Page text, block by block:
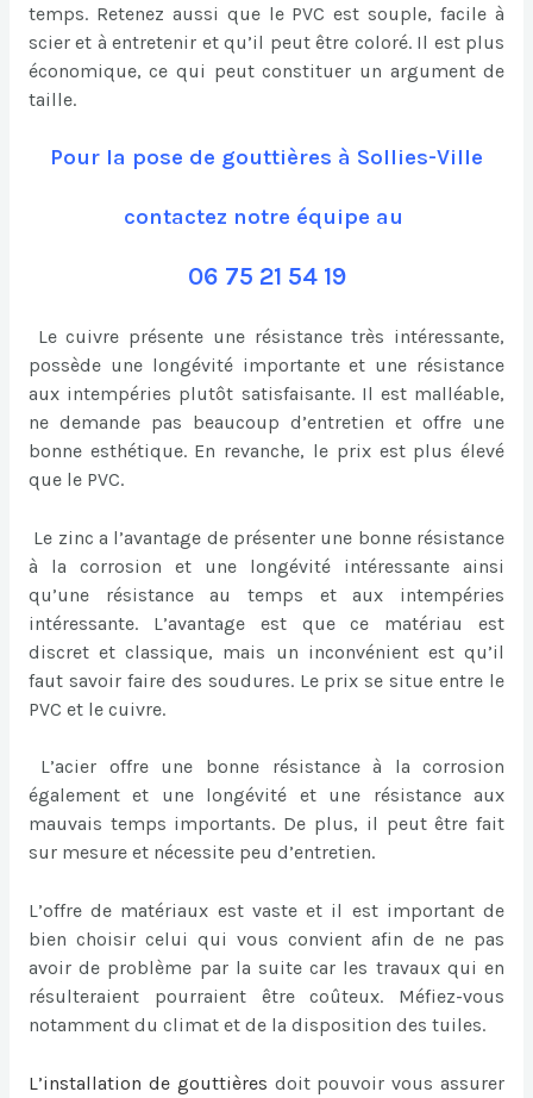
temps. Retenez aussi que le PVC est souple, facile à
scier et à entretenir et qu’il peut être coloré. Il est plus
économique, ce qui peut constituer un argument de
taille.
Pour la pose de gouttières à Sollies-Ville
contactez notre équipe au
06 75 21 54 19
Le cuivre présente une résistance très intéressante,
possède une longévité importante et une résistance
aux intempéries plutôt satisfaisante. Il est malléable,
ne demande pas beaucoup d’entretien et offre une
bonne esthétique. En revanche, le prix est plus élevé
que le PVC.
Le zinc a l’avantage de présenter une bonne résistance
à la corrosion et une longévité intéressante ainsi
qu’une résistance au temps et aux intempéries
intéressante. L’avantage est que ce matériau est
discret et classique, mais un inconvénient est qu’il
faut savoir faire des soudures. Le prix se situe entre le
PVC et le cuivre.
L’acier offre une bonne résistance à la corrosion
également et une longévité et une résistance aux
mauvais temps importants. De plus, il peut être fait
sur mesure et nécessite peu d’entretien.
L’offre de matériaux est vaste et il est important de
bien choisir celui qui vous convient afin de ne pas
avoir de problème par la suite car les travaux qui en
résulteraient pourraient être coûteux. Méfiez-vous
notamment du climat et de la disposition des tuiles.
L’installation de gouttières doit pouvoir vous assurer